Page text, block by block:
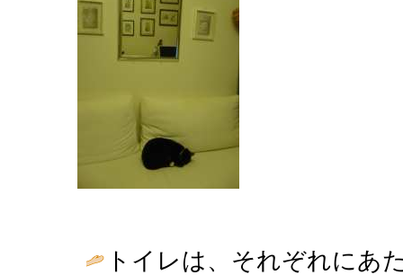
トイレは、それぞれにあ